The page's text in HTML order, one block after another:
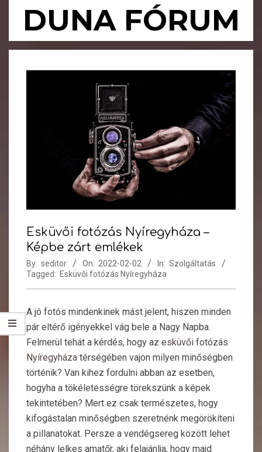
DUNA FÓRUM
Primary
Esküvői fotózás Nyíregyháza –
Képbe zárt emlékek
By: seditor On: 2022-02-02 In: Szolgáltatás
Tagged: Esküvői fotózás Nyíregyháza
A jó fotós mindenkinek mást jelent, hiszen minden
pár eltérő igényekkel vág bele a Nagy Napba.
Felmerül tehát a kérdés, hogy az esküvői fotózás
Nyíregyháza térségében vajon milyen minőségben
történik? Van kihez fordulni abban az esetben,
hogyha a tökéletességre törekszünk a képek
tekintetében? Mert ez csak természetes, hogy
kifogástalan minőségben szeretnénk megörökíteni
a pillanatokat. Persze a vendégsereg között lehet
néhány lelkes amatőr, aki felajánlja, hogy majd